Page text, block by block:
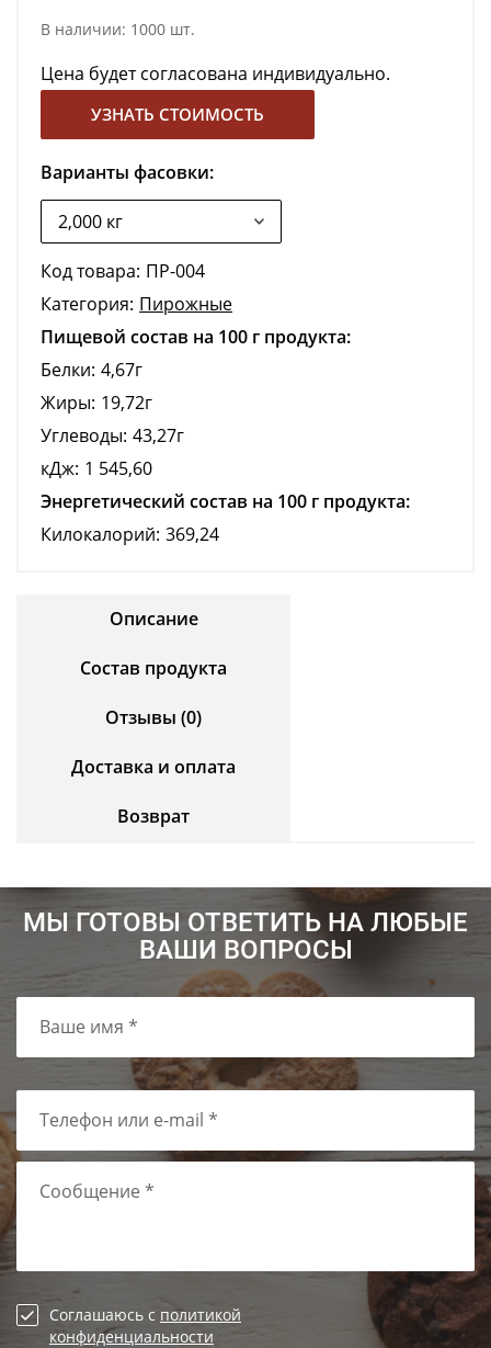
В наличии: 1000 шт.
Цена будет согласована индивидуально.
УЗНАТЬ СТОИМОСТЬ
Варианты фасовки:
Код товара: ПР-004
Категория: Пирожные
Пищевой состав на 100 г продукта:
Белки: 4,67г
Жиры: 19,72г
Углеводы: 43,27г
кДж: 1 545,60
Энергетический состав на 100 г продукта:
Килокалорий: 369,24
Описание
Состав продукта
Отзывы (0)
Доставка и оплата
Возврат
МЫ ГОТОВЫ ОТВЕТИТЬ НА ЛЮБЫЕ
ВАШИ ВОПРОСЫ
Ваше имя *
Телефон или e-mail *
Сообщение *
Соглашаюсь с политикой
конфиденциальности